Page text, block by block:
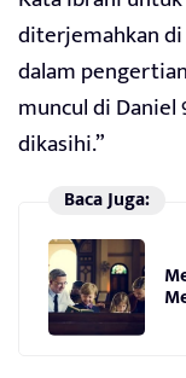
diterjemahkan
dalam
muncul di Daniel
dikasihi.”
Baca Juga: